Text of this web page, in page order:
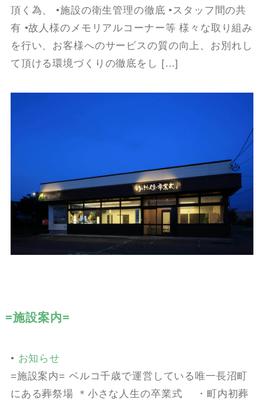
頂く為、 •施設の衛生管理の徹底 •スタッフ間の共
有 •故人様のメモリアルコーナー等 様々な取り組み
を行い、お客様へのサービスの質の向上、お別れし
て頂ける環境づくりの徹底をし […]
=施設案内=
• お知らせ
=施設案内= ベルコ千歳で運営している唯一長沼町
にある葬祭場 ＊小さな人生の卒業式 ・町内初葬